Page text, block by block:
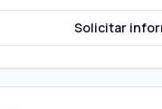
Solicitar